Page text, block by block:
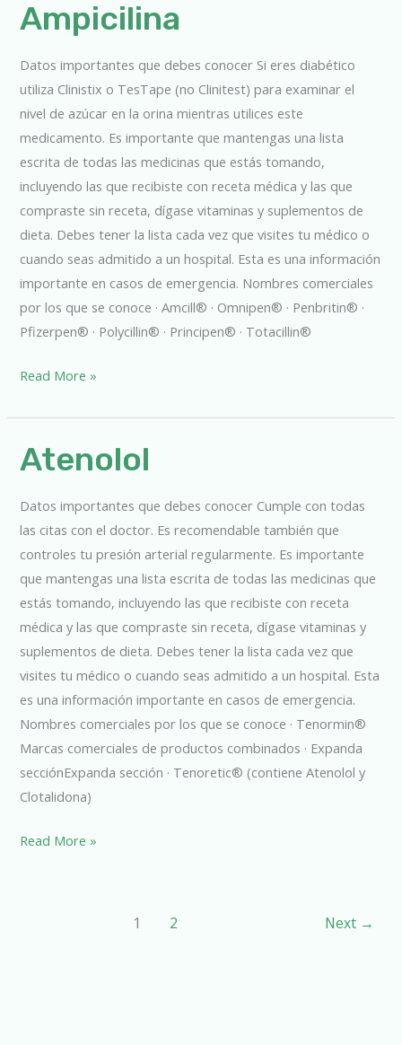
Ampicilina
Datos importantes que debes conocer Si eres diabético
utiliza Clinistix o TesTape (no Clinitest) para examinar el
nivel de azúcar en la orina mientras utilices este
medicamento. Es importante que mantengas una lista
escrita de todas las medicinas que estás tomando,
incluyendo las que recibiste con receta médica y las que
compraste sin receta, dígase vitaminas y suplementos de
dieta. Debes tener la lista cada vez que visites tu médico o
cuando seas admitido a un hospital. Esta es una información
importante en casos de emergencia. Nombres comerciales
por los que se conoce · Amcill® · Omnipen® · Penbritin® ·
Pfizerpen® · Polycillin® · Principen® · Totacillin®
Ampicilina
Read More »
Atenolol
Datos importantes que debes conocer Cumple con todas
las citas con el doctor. Es recomendable también que
controles tu presión arterial regularmente. Es importante
que mantengas una lista escrita de todas las medicinas que
estás tomando, incluyendo las que recibiste con receta
médica y las que compraste sin receta, dígase vitaminas y
suplementos de dieta. Debes tener la lista cada vez que
visites tu médico o cuando seas admitido a un hospital. Esta
es una información importante en casos de emergencia.
Nombres comerciales por los que se conoce · Tenormin®
Marcas comerciales de productos combinados · Expanda
secciónExpanda sección · Tenoretic® (contiene Atenolol y
Clotalidona)
Atenolol
Read More »
1 2 Next →